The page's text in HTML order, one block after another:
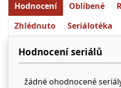
Hodnocení Oblíbené
Zhlédnuto
Seriálotéka
Hodnocení seriálů
žádné ohodnocené